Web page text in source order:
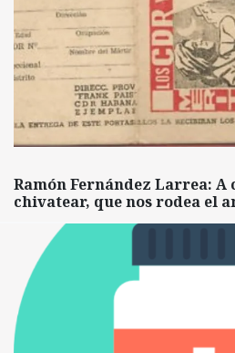
Ramón Fernández Larrea: A
chivatear, que nos rodea el